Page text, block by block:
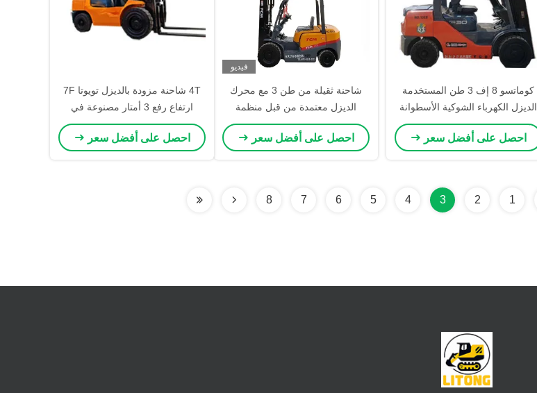
كوماتسو 8 إف 3 طن المستخدمة
الديزل الكهرباء الشوكية الأسطوانة
الوسطى مع التحول الجانبي المتحرك
احصل على أفضل سعر
فيديو
شاحنة ثقيلة من طن 3 مع محرك
الديزل معتمدة من قبل منظمة
الصحة العالمية
احصل على أفضل سعر
4T شاحنة مزودة بالديزل تويوتا 7F
ارتفاع رفع 3 أمتار مصنوعة في
اليابان
احصل على أفضل سعر
1
2
3
4
5
6
7
8